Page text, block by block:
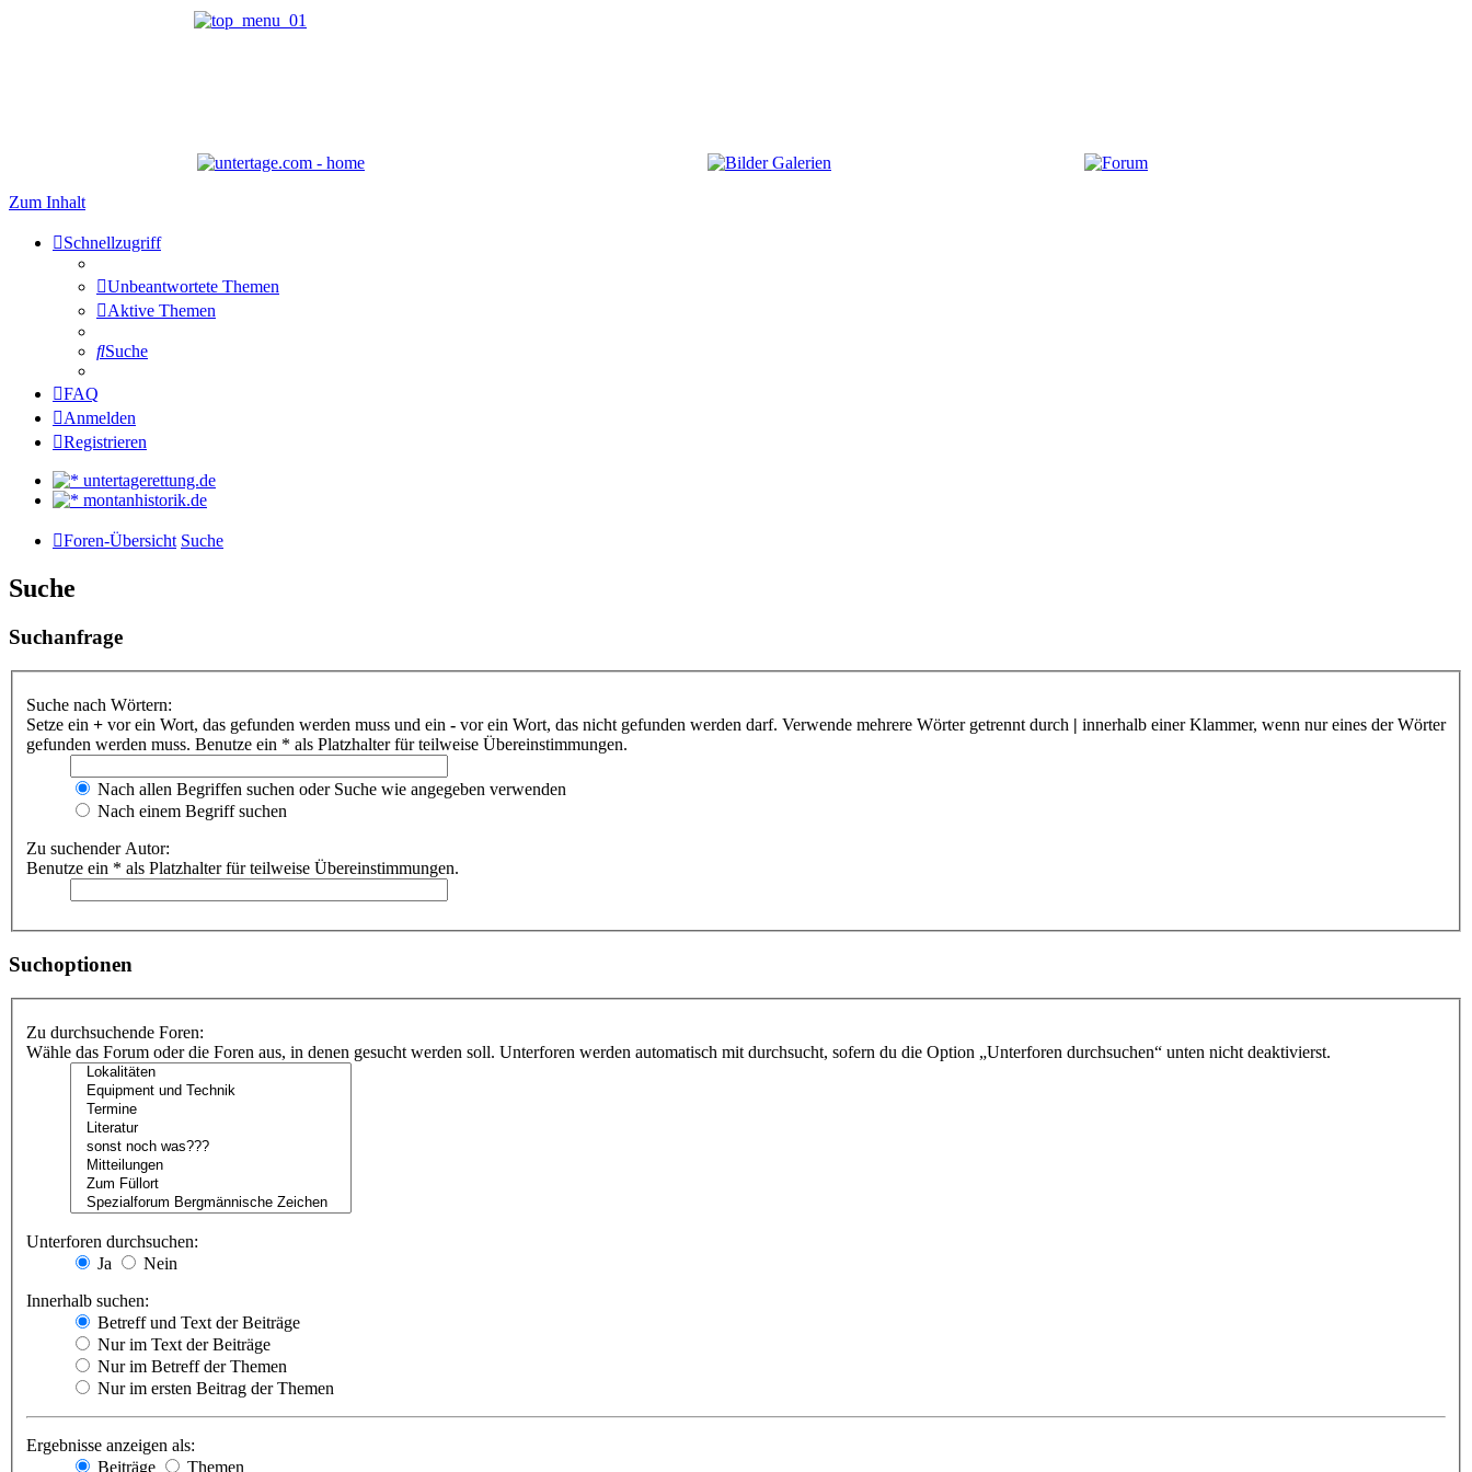
Zum Inhalt
Schnellzugriff
Unbeantwortete Themen
Aktive Themen
Suche
FAQ
Anmelden
Registrieren
untertagerettung.de
montanhistorik.de
Foren-Übersicht Suche
Suche
Suchanfrage
Suche nach Wörtern:
Setze ein + vor ein Wort, das gefunden werden muss und ein - vor ein Wort, das nicht gefunden werden darf. Verwende mehrere Wörter getrennt durch | innerhalb einer Klammer, wenn nur eines der Wörter
gefunden werden muss. Benutze ein * als Platzhalter für teilweise Übereinstimmungen.
Nach allen Begriffen suchen oder Suche wie angegeben verwenden
Nach einem Begriff suchen
Zu suchender Autor:
Benutze ein * als Platzhalter für teilweise Übereinstimmungen.
Suchoptionen
Zu durchsuchende Foren:
Wähle das Forum oder die Foren aus, in denen gesucht werden soll. Unterforen werden automatisch mit durchsucht, sofern du die Option „Unterforen durchsuchen“ unten nicht deaktivierst.
Unterforen durchsuchen:
Ja
Nein
Innerhalb suchen:
Betreff und Text der Beiträge
Nur im Text der Beiträge
Nur im Betreff der Themen
Nur im ersten Beitrag der Themen
Ergebnisse anzeigen als:
Beiträge
Themen